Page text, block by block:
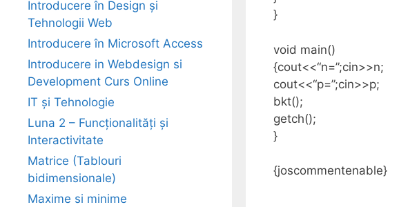
}
void main()
{cout<<“n=”;cin>>n;
cout<<“p=”;cin>>p;
bkt();
getch();
}
{joscommentenable}
Introducere în Design și
Tehnologii Web
Introducere în Microsoft Access
Introducere in Webdesign si
Development Curs Online
IT și Tehnologie
Luna 2 – Funcționalități și
Interactivitate
Matrice (Tablouri
bidimensionale)
Maxime si minime